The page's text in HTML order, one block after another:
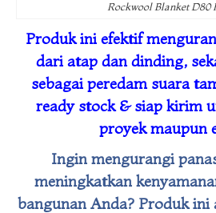
Rockwool Blanket D80
Produk ini efektif
dari atap dan dinding,
sebagai peredam suara
ready stock & siap kirim
proyek maupun
Ingin mengurangi
meningkatkan
bangunan Anda? Produk ini